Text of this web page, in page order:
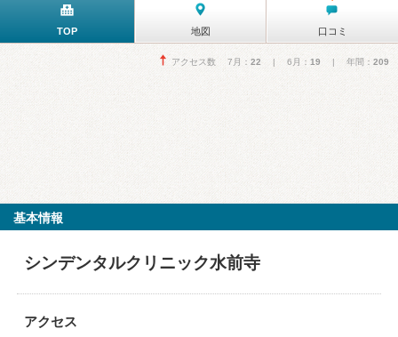
TOP 地図 口コミ
アクセス数 7月： 22 | 6月： 19 | 年間： 209
基本情報
シンデンタルクリニック水前寺
アクセス